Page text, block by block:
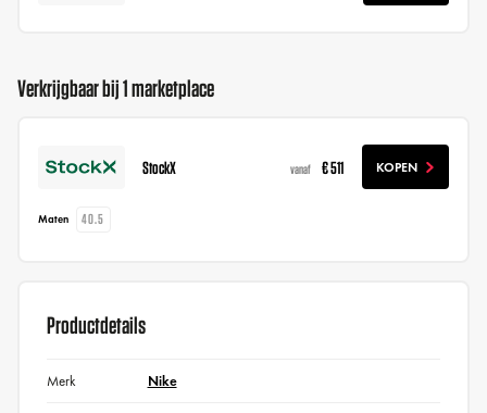
Verkrijgbaar bij 1 marketplace
StockX vanaf € 511 KOPEN
Maten 40.5
Productdetails
Merk Nike